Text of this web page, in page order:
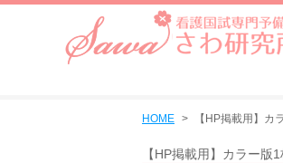
HOME 【HP掲載用】
【HP掲載用】カラー